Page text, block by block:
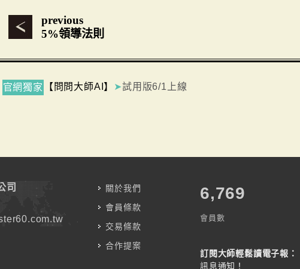
previous
5%領導法則
官網獨家 【問問大師AI】 ➤試用版6/1上線
司
關於我們
會員條款
交易條款
合作提案
7,787
會員數
訂閱大師輕鬆讀電子報：
訊息通知！